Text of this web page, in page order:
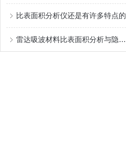
比表面积分析仪还是有许多特点的
雷达吸波材料比表面积分析与隐身技术